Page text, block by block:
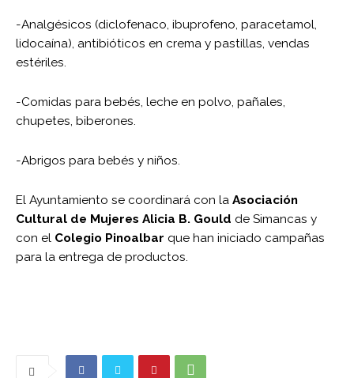
-Analgésicos (diclofenaco, ibuprofeno, paracetamol,
lidocaína), antibióticos en crema y pastillas, vendas
estériles.
-Comidas para bebés, leche en polvo, pañales,
chupetes, biberones.
-Abrigos para bebés y niños.
El Ayuntamiento se coordinará con la Asociación
Cultural de Mujeres Alicia B. Gould de Simancas y
con el Colegio Pinoalbar que han iniciado campañas
para la entrega de productos.